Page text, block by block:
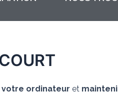
votre ordinateur et